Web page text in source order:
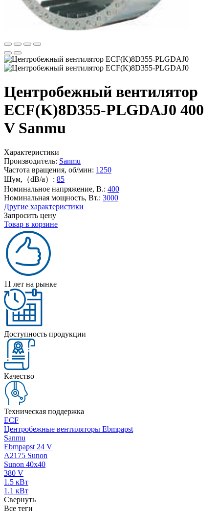
Центробежный вентилятор
ECF(K)8D355-PLGDAJ0 400
V Sanmu
Характеристики
Производитель: Sanmu
Частота вращения, об/мин: 1250
Шум,（dB/a）: 85
Номинальное напряжение, В.: 400
Номинальная мощность, Вт.: 3000
Другие характеристики
Запросить цену
Товар в корзине
11 лет на рынке
Доступность продукции
Качество
Техническая поддержка
ECF
Центробежные вентиляторы Ebmpapst
Sanmu
Ebmpapst 24 V
A2175 Sunon
Sunon 40x40
380 V
1.5 кВт
1.1 кВт
Свернуть
Все теги